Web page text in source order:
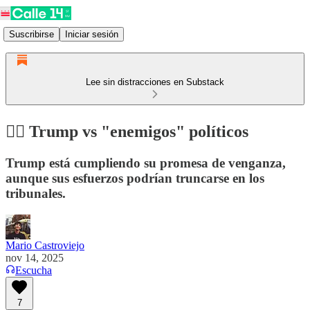
Suscribirse Iniciar sesión
Lee sin distracciones en Substack
🧑‍⚖️ Trump vs "enemigos" políticos
Trump está cumpliendo su promesa de venganza,
aunque sus esfuerzos podrían truncarse en los
tribunales.
Mario Castroviejo
nov 14, 2025
Escucha
7